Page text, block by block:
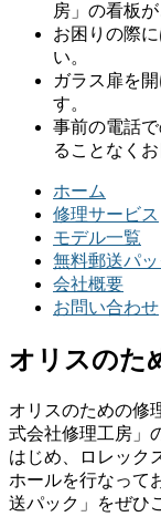
房」の看板が
お困りの際
い。
ガラス扉を
す。
事前の電話
ることなく
ホーム
修理サービス
モデル一覧
無料郵送パッ
会社概要
お問い合わせ
オリスのた
オリスのための修
式会社修理工房」
はじめ、ロレック
ホールを行なって
送パック」をぜひ